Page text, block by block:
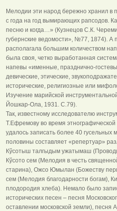
Мелодии эти народ бережно хранил в
с года на год вымирающих рапсодов.
песню и когда…» (Кузнецов С.К.
губернские ведомости», №77, 1874). А
располагала большим количеством
была своя, четко выработанная
напевы «именные, празднично-
девические, этические,
исторические, религиозные или
Изучение марийской
Йошкар-Ола, 1931. С.79).
Так, известному исследователю
Т.Ефремову во время
удалось записать более 40 гусельных
половины составляет «репертуар»
Кўсотыш талгыдым ужатымаш
Кўсото сем (Мелодия в честь
старина), Ожсо Юмылан (Божеству
сем (Мелодия благодарности богам),
плодородия хлеба). Немало было
исторических песен – песня
оставлении московской земли), песня